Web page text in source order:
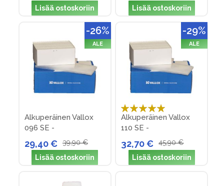
Lisää ostoskoriin Lisää ostoskoriin
-26%
ALE
Alkuperäinen Vallox
096 SE -
suodatinpakkaus nro
27
29,40 €
39,90 €
Lisää ostoskoriin
-29%
ALE
Arvosana:
100%
Alkuperäinen Vallox
110 SE -
suodatinpakkaus nro
22
32,70 €
45,90 €
Lisää ostoskoriin